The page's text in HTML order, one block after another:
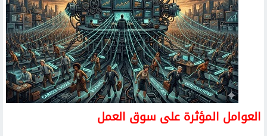
العوامل المؤثرة على سوق العمل